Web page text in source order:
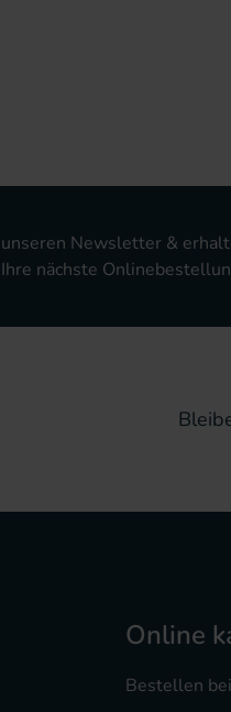
Newsletter &
nächste
Online
Bestellen